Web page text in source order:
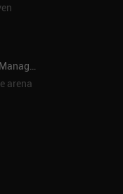
Iron Roads - Railroad Manager
arena